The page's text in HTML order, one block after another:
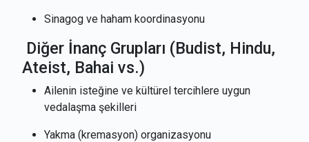
Sinagog ve haham koordinasyonu
Diğer İnanç Grupları (Budist, Hindu,
Ateist, Bahai vs.)
Ailenin isteğine ve kültürel tercihlere uygun
vedalaşma şekilleri
Yakma (kremasyon) organizasyonu